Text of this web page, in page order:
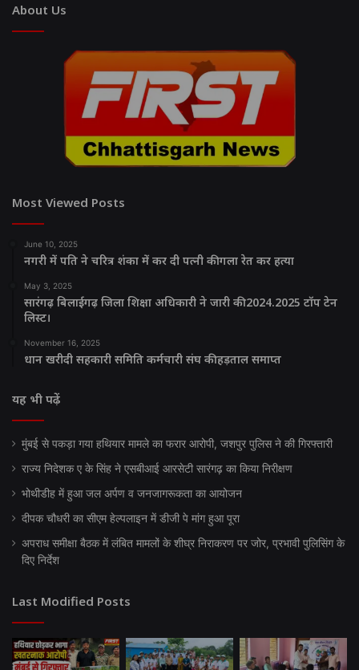
About Us
Most Viewed Posts
June 10, 2025
नगरी में पति ने चरित्र शंका में कर दी पत्नी की गला रेत कर हत्या
May 3, 2025
सारंगढ़ बिलाईगढ़ जिला शिक्षा अधिकारी ने जारी की 2024.2025 टॉप टेन
लिस्ट।
November 16, 2025
धान खरीदी सहकारी समिति कर्मचारी संघ की हड़ताल समाप्त
यह भी पढ़ें
मुंबई से पकड़ा गया हथियार मामले का फरार आरोपी, जशपुर पुलिस ने की गिरफ्तारी
राज्य निदेशक ए के सिंह ने एसबीआई आरसेटी सारंगढ़ का किया निरीक्षण
भोथीडीह में हुआ जल अर्पण व जनजागरूकता का आयोजन
दीपक चौधरी का सीएम हेल्पलाइन में डीजी पे मांग हुआ पूरा
अपराध समीक्षा बैठक में लंबित मामलों के शीघ्र निराकरण पर जोर, प्रभावी पुलिसिंग के
दिए निर्देश
Last Modified Posts